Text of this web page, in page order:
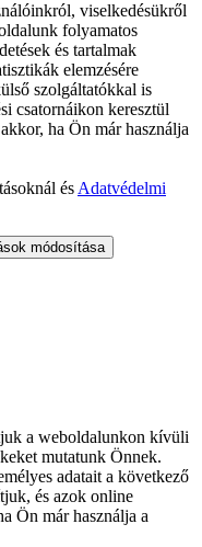
viselkedésükről
folyamatos
és tartalmak
elemzésére
szolgáltatókkal is
csatornáikon keresztül
ha Ön már használja
ésAdatvédelmi
módosítása
a weboldalunkon kívüli
mutatunk Önnek.
adatait a következő
és azok online
Ön már használja a